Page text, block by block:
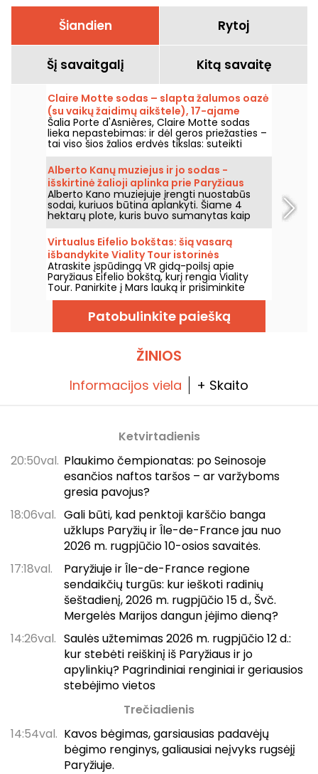
Šiandien Rytoj
Šį savaitgalį Kitą savaitę
Claire Motte sodas – slapta žalumos oazė
(su vaikų žaidimų aikštele), 17-ajame
Paryžiaus rajone.
Šalia Porte d'Asnières, Claire Motte sodas
lieka nepastebimas: ir dėl geros priežasties –
tai viso šios žalios erdvės tikslas: suteikti
vietą, kur atgauti jėgas, ramiai.
Alberto Kanų muziejus ir jo sodas -
išskirtinė žalioji aplinka prie Paryžiaus
vartų
Alberto Kano muziejuje įrengti nuostabūs
sodai, kuriuos būtina aplankyti. Šiame 4
hektarų plote, kuris buvo sumanytas kaip
vaizdingas sodas, yra nuostabus japoniškas
sodas ir kaimas, angliškas sodas,
prancūziškas sodas, miškai ir pievos. Tai tikra
permaina.
Virtualus Eifelio bokštas: šią vasarą
išbandykite Viality Tour istorinės
ekskursijos gidą.
Atraskite įspūdingą VR gidą-poilsį apie
Paryžiaus Eifelio bokštą, kurį rengia Viality
Tour. Panirkite į Mars lauką ir prisiminkite
geležinės damos statybą bei jos atidarymą
1889 metais. Naujasis, iki šiol ištobulintas
leidimas išėjo 2026 m. kovo 31 d. Šia proga
turime jums nuolaidos kodą! O šiuo karščiu
Patobulinkite paiešką
ŽINIOS
Informacijos viela + Skaito
Ketvirtadienis
20:50val. Plaukimo čempionatas: po Seinosoje
esančios naftos taršos – ar varžyboms
gresia pavojus?
18:06val. Gali būti, kad penktoji karščio banga
užklups Paryžių ir Île-de-France jau nuo
2026 m. rugpjūčio 10-osios savaitės.
17:18val.
Paryžiuje ir Île-de-France regione
sendaikčių turgūs: kur ieškoti radinių
šeštadienį, 2026 m. rugpjūčio 15 d., Švč.
Mergelės Marijos dangun įėjimo dieną?
14:26val. Saulės užtemimas 2026 m. rugpjūčio 12 d.:
kur stebėti reiškinį iš Paryžiaus ir jo
apylinkių? Pagrindiniai renginiai ir geriausios
stebėjimo vietos
Trečiadienis
14:54val. Kavos bėgimas, garsiausias padavėjų
bėgimo renginys, galiausiai neįvyks rugsėjį
Paryžiuje.